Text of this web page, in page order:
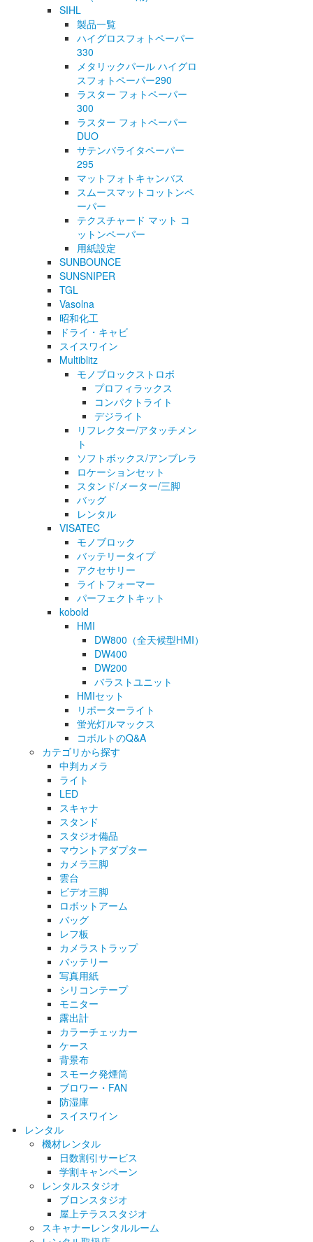
SIHL
製品一覧
ハイグロスフォトペーパー
330
メタリックパール ハイグロ
スフォトペーパー290
ラスター フォトペーパー
300
ラスター フォトペーパー
DUO
サテンバライタペーパー
295
マットフォトキャンバス
スムースマットコットンペ
ーパー
テクスチャード マット コ
ットンペーパー
用紙設定
SUNBOUNCE
SUNSNIPER
TGL
Vasolna
昭和化工
ドライ・キャビ
スイスワイン
Multiblitz
モノブロックストロボ
プロフィラックス
コンパクトライト
デジライト
リフレクター/アタッチメン
ト
ソフトボックス/アンブレラ
ロケーションセット
スタンド/メーター/三脚
バッグ
レンタル
VISATEC
モノブロック
バッテリータイプ
アクセサリー
ライトフォーマー
パーフェクトキット
kobold
HMI
DW800（全天候型HMI）
DW400
DW200
バラストユニット
HMIセット
リポーターライト
蛍光灯ルマックス
コボルトのQ&A
カテゴリから探す
中判カメラ
ライト
LED
スキャナ
スタンド
スタジオ備品
マウントアダプター
カメラ三脚
雲台
ビデオ三脚
ロボットアーム
バッグ
レフ板
カメラストラップ
バッテリー
写真用紙
シリコンテープ
モニター
露出計
カラーチェッカー
ケース
背景布
スモーク発煙筒
ブロワー・FAN
防湿庫
スイスワイン
レンタル
機材レンタル
日数割引サービス
学割キャンペーン
レンタルスタジオ
ブロンスタジオ
屋上テラススタジオ
スキャナーレンタルルーム